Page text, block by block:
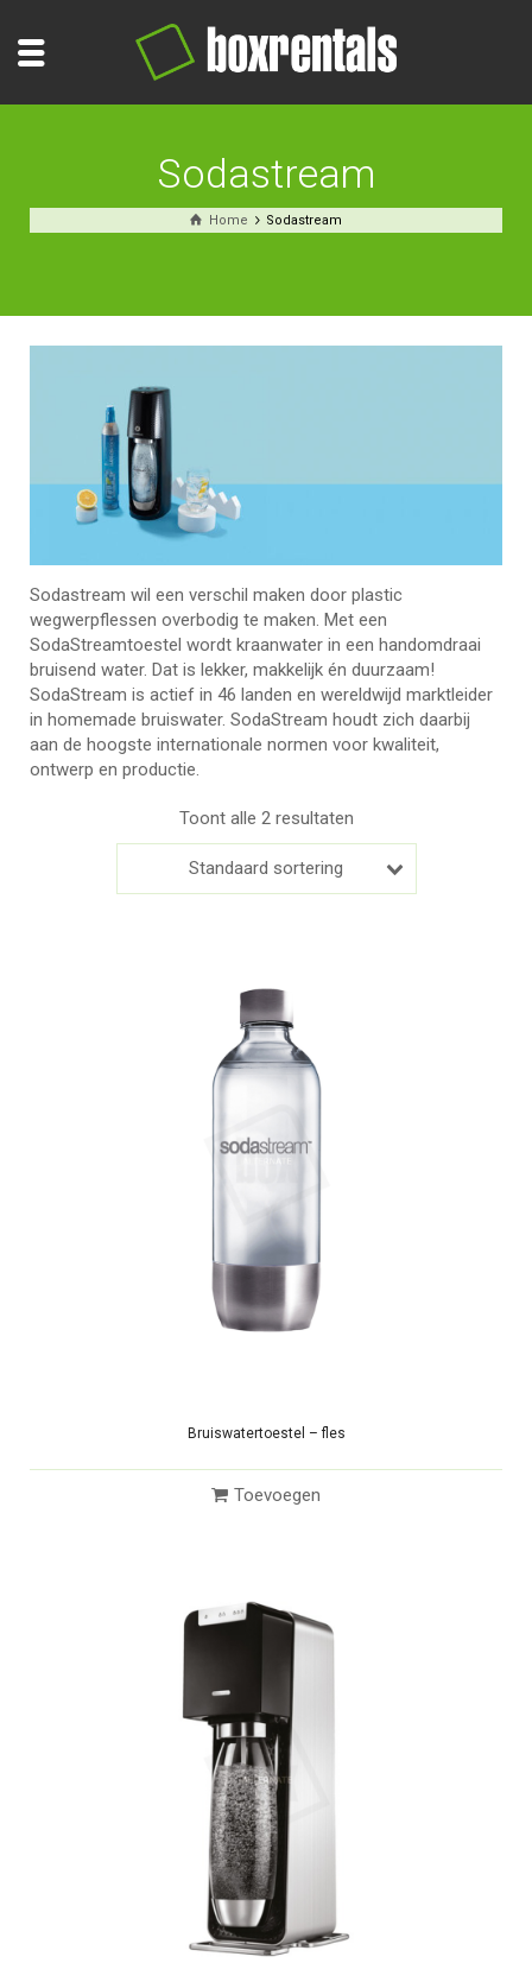
Sodastream
Home Sodastream
Sodastream wil een verschil maken door plastic
wegwerpflessen overbodig te maken. Met een
SodaStreamtoestel wordt kraanwater in een handomdraai
bruisend water. Dat is lekker, makkelijk én duurzaam!
SodaStream is actief in 46 landen en wereldwijd marktleider
in homemade bruiswater. SodaStream houdt zich daarbij
aan de hoogste internationale normen voor kwaliteit,
ontwerp en productie.
Toont alle 2 resultaten
Standaard sortering
Bruiswatertoestel – fles
Toevoegen